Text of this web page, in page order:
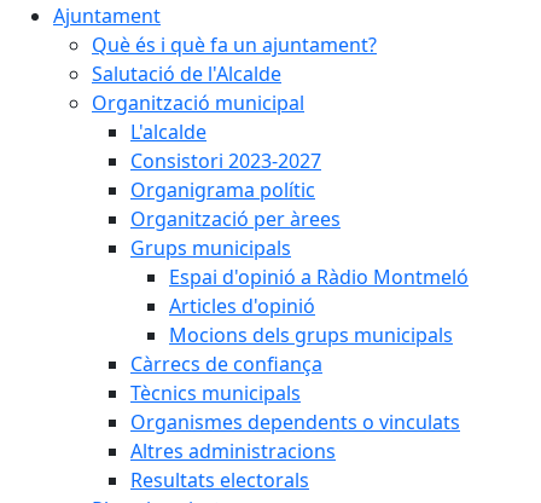
Ajuntament
Què és i què fa un ajuntament?
Salutació de l'Alcalde
Organització municipal
L'alcalde
Consistori 2023-2027
Organigrama polític
Organització per àrees
Grups municipals
Espai d'opinió a Ràdio Montmeló
Articles d'opinió
Mocions dels grups municipals
Càrrecs de confiança
Tècnics municipals
Organismes dependents o vinculats
Altres administracions
Resultats electorals